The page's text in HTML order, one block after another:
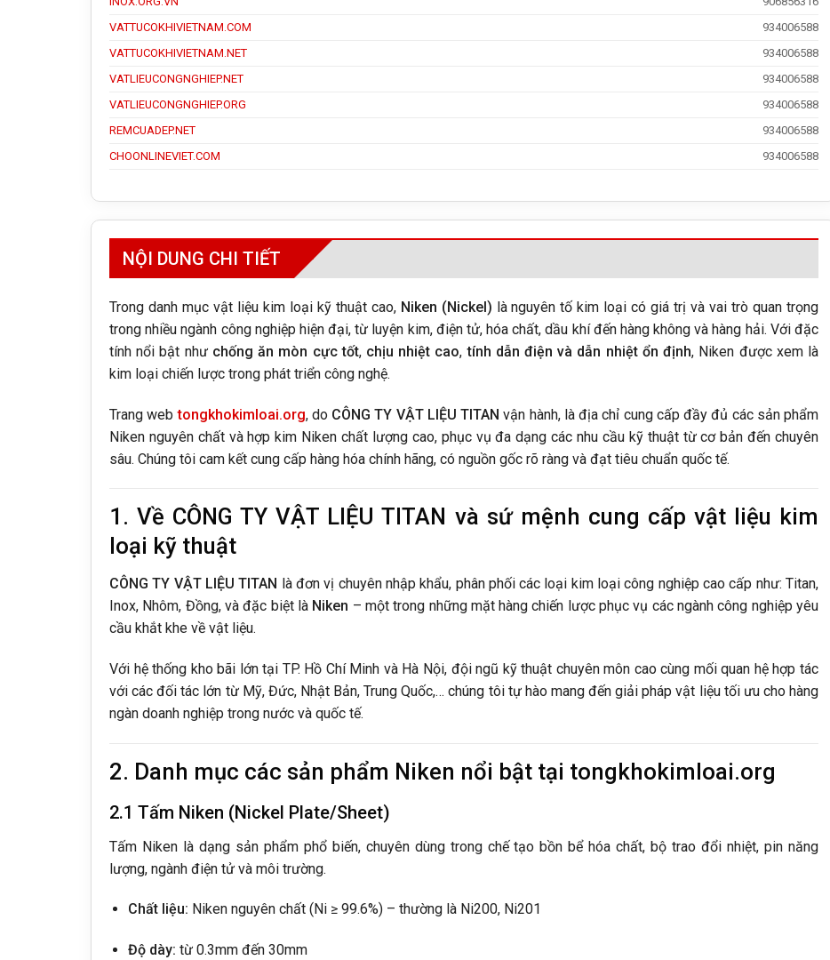
VATTUCOKHIVIETNAM.COM
934006588
VATTUCOKHIVIETNAM.NET
934006588
VATLIEUCONGNGHIEP.NET
934006588
VATLIEUCONGNGHIEP.ORG
934006588
REMCUADEP.NET
934006588
CHOONLINEVIET.COM
934006588
NỘI DUNG CHI TIẾT
Trong danh mục vật liệu kim loại kỹ thuật cao, Niken (Nickel) là nguyên tố kim loại có giá trị và vai trò quan trọng
trong nhiều ngành công nghiệp hiện đại, từ luyện kim, điện tử, hóa chất, dầu khí đến hàng không và hàng hải. Với đặc
tính nổi bật như chống ăn mòn cực tốt, chịu nhiệt cao,tính dẫn điện và dẫn nhiệt ổn định, Niken được xem là
kim loại chiến lược trong phát triển công nghệ.
Trang webtongkhokimloai.org, do CÔNG TY VẬT LIỆU TITAN vận hành, là địa chỉ cung cấp đầy đủ các sản phẩm
Niken nguyên chất và hợp kim Niken chất lượng cao, phục vụ đa dạng các nhu cầu kỹ thuật từ cơ bản đến chuyên
sâu. Chúng tôi cam kết cung cấp hàng hóa chính hãng, có nguồn gốc rõ ràng và đạt tiêu chuẩn quốc tế.
1. Về CÔNG TY VẬT LIỆU TITAN và sứ mệnh cung cấp vật liệu kim
loại kỹ thuật
CÔNG TY VẬT LIỆU TITAN
là đơn vị chuyên nhập khẩu, phân phối các loại kim loại công nghiệp cao cấp như: Titan,
Inox, Nhôm, Đồng, và đặc biệt là Niken – một trong những mặt hàng chiến lược phục vụ các ngành công nghiệp yêu
cầu khắt khe về vật liệu.
Với hệ thống kho bãi lớn tại TP. Hồ Chí Minh và Hà Nội, đội ngũ kỹ thuật chuyên môn cao cùng mối quan hệ hợp tác
với các đối tác lớn từ Mỹ, Đức, Nhật Bản, Trung Quốc,… chúng tôi tự hào mang đến giải pháp vật liệu tối ưu cho hàng
ngàn doanh nghiệp trong nước và quốc tế.
2. Danh mục các sản phẩm Niken nổi bật tại tongkhokimloai.org
2.1 Tấm Niken (Nickel Plate/Sheet)
Tấm Niken là dạng sản phẩm phổ biến, chuyên dùng trong chế tạo bồn bể hóa chất, bộ trao đổi nhiệt, pin năng
lượng, ngành điện tử và môi trường.
Chất liệu: Niken nguyên chất (Ni ≥ 99.6%) – thường là Ni200, Ni201
Độ dày: từ 0.3mm đến 30mm